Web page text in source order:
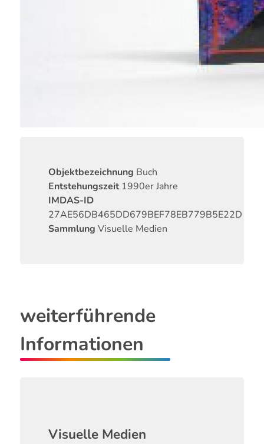
Objektbezeichnung Buch
Entstehungszeit 1990er Jahre
IMDAS-ID
27AE56DB465DD679BEF78EB779B5E22D
Sammlung Visuelle Medien
weiterführende
Informationen
Visuelle Medien